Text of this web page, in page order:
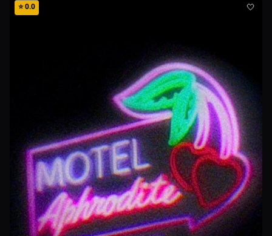
⭐0.0 🤍